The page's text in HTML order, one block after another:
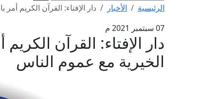
الرئيسية الأخبار
دار الإفتاء: القرآن الكريم
07 سبتمبر 2021 م
دار الإفتاء: القرآن
الخيرية مع عموم الناس